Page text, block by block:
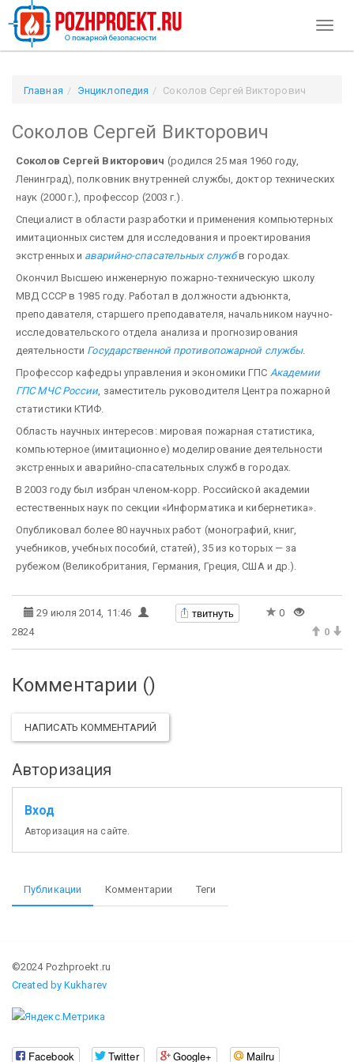
Главная Энциклопедия Соколов Сергей Викторович
Соколов Сергей Викторович
Соколов Сергей Викторович (родился 25 мая 1960 году,
Ленинград), полковник внутренней службы, доктор технических
наук (2000 г.), профессор (2003 г.).
Специалист в области разработки и применения компьютерных
имитационных систем для исследования и проектирования
экстренных и аварийно-спасательных службв городах.
Окончил Высшею инженерную пожарно-техническую школу
МВД СССР в 1985 году. Работал в должности адъюнкта,
преподавателя, старшего преподавателя, начальником научно-
исследовательского отдела анализа и прогнозирования
деятельности Государственной противопожарной службы.
Профессор кафедры управления и экономики ГПС Академии
ГПС МЧС России, заместитель руководителя Центра пожарной
статистики КТИФ.
Область научных интересов: мировая пожарная статистика,
компьютерное (имитационное) моделирование деятельности
экстренных и аварийно-спасательных служб в городах.
В 2003 году был избран членом-корр. Российской академии
естественных наук по секции «Информатика и кибернетика».
Опубликовал более 80 научных работ (монографий, книг,
учебников, учебных пособий, статей), 35 из которых — за
рубежом (Великобритания, Германия, Греция, США и др.).
29 июля 2014, 11:46 твитнуть
0
2824
0
Комментарии ()
НАПИСАТЬ КОММЕНТАРИЙ
Авторизация
Вход
Авторизация на сайте.
Публикации Комментарии Теги
©2024 Pozhproekt.ru
Created by Kukharev
Facebook Twitter Google+ Mailru